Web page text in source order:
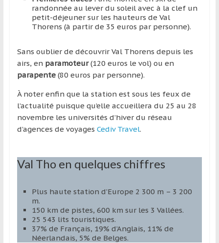
randonnée au lever du soleil avec à la clef un
petit-déjeuner sur les hauteurs de Val
Thorens (à partir de 35 euros par personne).
Sans oublier de découvrir Val Thorens depuis les
airs, en paramoteur(120 euros le vol) ou en
parapente(80 euros par personne).
À noter enfin que la station est sous les feux de
l’actualité puisque qu’elle accueillera du 25 au 28
novembre les universités d’hiver du réseau
d’agences de voyages Cediv Travel.
Val Tho en quelques chiffres
Plus haute station d’Europe 2 300 m – 3 200
m.
150 km de pistes, 600 km sur les 3 Vallées.
25 543 lits touristiques.
37% de Français, 19% d’Anglais, 11% de
Néerlandais, 5% de Belges.